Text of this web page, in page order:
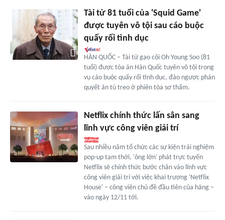
Tài tử 81 tuổi của 'Squid Game'
được tuyên vô tội sau cáo buộc
quấy rối tình dục
HÀN QUỐC – Tài tử gạo cội Oh Young Soo (81
tuổi) được tòa án Hàn Quốc tuyên vô tội trong
vụ cáo buộc quấy rối tình dục, đảo ngược phán
quyết án tù treo ở phiên tòa sơ thẩm.
Netflix chính thức lấn sân sang
lĩnh vực công viên giải trí
Sau nhiều năm tổ chức các sự kiện trải nghiệm
pop-up tạm thời, 'ông lớn' phát trực tuyến
Netflix sẽ chính thức bước chân vào lĩnh vực
công viên giải trí với việc khai trương 'Netflix
House' – công viên chủ đề đầu tiên của hãng –
vào ngày 12/11 tới.